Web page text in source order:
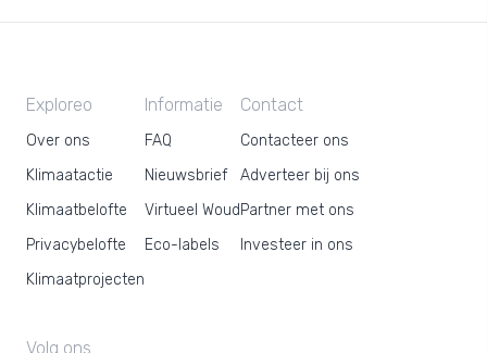
Exploreo
Over ons
Klimaatactie
Klimaatbelofte
Privacybelofte
Klimaatprojecten
Informatie
FAQ
Nieuwsbrief
Virtueel Woud
Eco-labels
Contact
Contacteer ons
Adverteer bij ons
Partner met ons
Investeer in ons
Volg ons